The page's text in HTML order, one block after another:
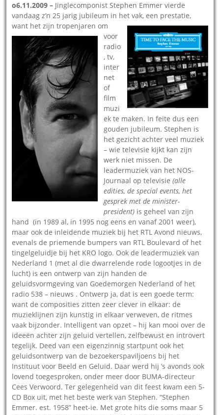
o6.11.2009 – Jinglecomponist Stephen Emmer vierde
vandaag z’n 25 jarig jubileum in het vak, een prestatie,
want het zijntropenjaren om
voor
radio
, tv,
inter
net
of
film
muzi
ek te maken. In feite dus een
gouden jubileum. Stephen is
het gezicht achter veel muziek
– wie televisie kijkt kan zijn
werk niet missen. De
leadermuziek van het NOS-
Journaal op televisie(alle
edities, de special events, het
gesprek met de minister-
president) is geheel van zijn
hand (in 1989 al, in 1995 nog eens en vanaf 2001 weer),
maar ook de inleidende muziek bij het RTL Avond nieuws,
evenals de priemende bumpers van RTL Boulevard of het
tingelgeluidje bij het KRO logo. Ook de leadermuziek van
Nederland 1 (met al die dwarrelende rode logootjes in de
lucht) is een ontwerp van zijn handen de
geluidsvormgeving van Goedemorgen Nederland of het
radio 538 – nieuws . Ontwerp ja, dat is een goede term:
want de composities zitten zeer clever in elkaar: de
muzieklijnen zijn kunstig in elkaar verweven, de ritmes
vaak bijzonder. Intelligent van opzet – hij kan mooi over de
ideeën achter zijn geluid vertellen, zelfbewust en introvert
tegelijk. Deed van een eigenzinnig startpunt ook het
geluidsontwerp van de bezoekerspaviljoens bij het
Instituut voor Beeld en Geluid. Daar werd hij ’s avonds ook
lovend toegesproken, onder meer door BUMA-directeur
Cees Verwoord. Ter gelegenheid van dit feest kwam een 5-
CD Box uit, met het beste werk van Stephen. “Stephen
Emmer. est. 1958” heet-ie. Met grote hits die soms maar 5